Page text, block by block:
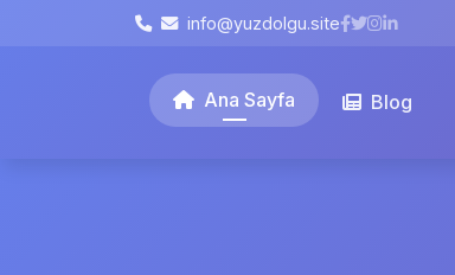
info@yuzdolgu.site
Ana Sayfa Blog